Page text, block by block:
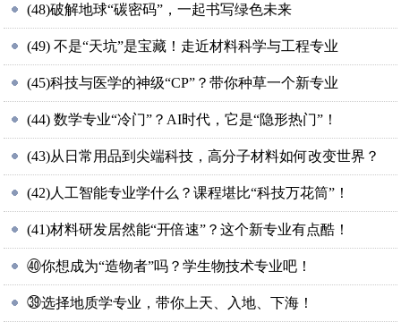
(48)破解地球“碳密码”，一起书写绿色未来
(49) 不是“天坑”是宝藏！走近材料科学与工程专业
(45)科技与医学的神级“CP”？带你种草一个新专业
(44) 数学专业“冷门”？AI时代，它是“隐形热门”！
(43)从日常用品到尖端科技，高分子材料如何改变世界？
(42)人工智能专业学什么？课程堪比“科技万花筒”！
(41)材料研发居然能“开倍速”？这个新专业有点酷！
㊵你想成为“造物者”吗？学生物技术专业吧！
㊴选择地质学专业，带你上天、入地、下海！